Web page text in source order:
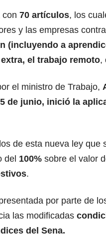
con 70 artículos, los
y las empresas
(incluyendo a
el trabajo remoto,
el ministro de Trabajo,
de junio, inició la
de esta nueva ley que
del 100% sobre el valor
.
por parte de
las modificadas
del Sena.